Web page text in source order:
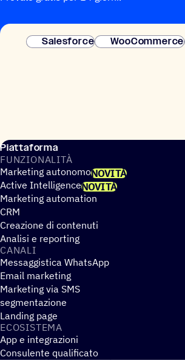
Salesforce
WooCommerce
Piattaforma
FUNZIO­NA­LITÀ
Marketing autonomoNOVITÀ
Active IntelligenceNOVITÀ
Marketing automation
CRM
Creazione di contenuti
Analisi e reporting
CANALI
Messaggistica WhatsApp
Email marketing
Marketing via SMS
segmentazione
Landing page
ECOSI­STEMA
App e integrazioni
Consulente qualificato